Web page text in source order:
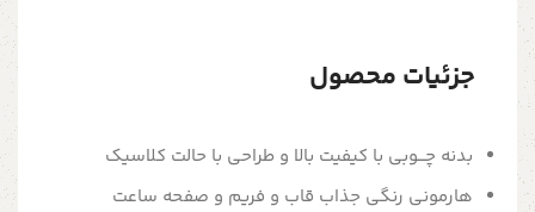
جزئیات محصول
بدنه چـــوبی با کیفیت بالا و طراحی با حالت کلاسیک
هارمونی رنگی جذاب قاب و فریم و صفحه ساعت